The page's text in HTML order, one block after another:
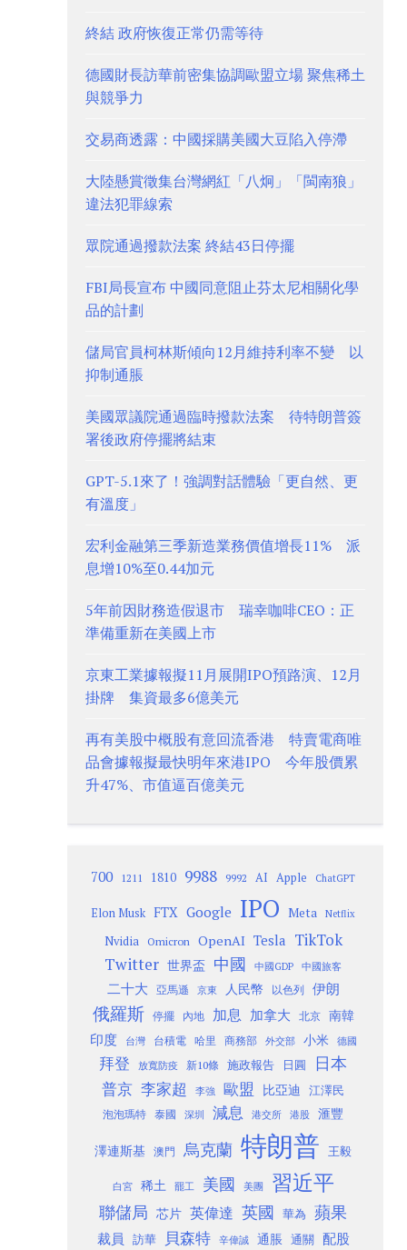
終結 政府恢復正常仍需等待
德國財長訪華前密集協調歐盟立場 聚焦稀土
與競爭力
交易商透露：中國採購美國大豆陷入停滯
大陸懸賞徵集台灣網紅「八炯」「閩南狼」
違法犯罪線索
眾院通過撥款法案 終結43日停擺
FBI局長宣布 中國同意阻止芬太尼相關化學
品的計劃
儲局官員柯林斯傾向12月維持利率不變 以
抑制通脹
美國眾議院通過臨時撥款法案 待特朗普簽
署後政府停擺將結束
GPT-5.1來了！強調對話體驗「更自然、更
有溫度」
宏利金融第三季新造業務價值增長11% 派
息增10%至0.44加元
5年前因財務造假退市 瑞幸咖啡CEO：正
準備重新在美國上市
京東工業據報擬11月展開IPO預路演、12月
掛牌 集資最多6億美元
再有美股中概股有意回流香港 特賣電商唯
品會據報擬最快明年來港IPO 今年股價累
升47%、市值逼百億美元
700 1211 1810 9988 9992 AI Apple ChatGPT
Elon Musk FTX Google IPO Meta Netflix
Nvidia Omicron OpenAI Tesla TikTok
Twitter 世界盃 中國 中國GDP 中國旅客
二十大 亞馬遜 京東 人民幣 以色列 伊朗
俄羅斯 停擺 內地 加息 加拿大 北京
南韓
印度
台灣 台積電 哈里 商務部 外交部 小米 德國
拜登 放寬防疫 新10條 施政報告 日圓 日本
普京 李家超 李強 歐盟 比亞迪 江澤民
泡泡瑪特 泰國 深圳 減息 港交所 港股 滙豐
澤連斯基 澳門 烏克蘭 特朗普 王毅
白宮 稀土 罷工 美國 美團 習近平
聯儲局 芯片 英偉達 英國 華為 蘋果
裁員 訪華 貝森特 辛偉誠 通脹 通關 配股